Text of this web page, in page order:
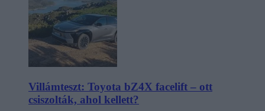
Villámteszt: Toyota bZ4X facelift – ott
csiszolták, ahol kellett?